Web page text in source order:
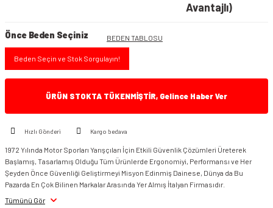
Avantajlı)
Önce Beden Seçiniz BEDEN TABLOSU
Beden Seçin ve Stok Sorgulayın!
ÜRÜN STOKTA TÜKENMİŞTİR, Gelince Haber Ver
Hızlı Gönderi Kargo bedava
1972 Yılında Motor Sporları Yarışçıları İçin Etkili Güvenlik Çözümleri Üreterek
Başlamış, Tasarlamış Olduğu Tüm Ürünlerde Ergonomiyi, Performansı ve Her
Şeyden Önce Güvenliği Geliştirmeyi Misyon Edinmiş Dainese, Dünya da Bu
Pazarda En Çok Bilinen Markalar Arasında Yer Almış İtalyan Firmasıdır.
Tümünü Gör